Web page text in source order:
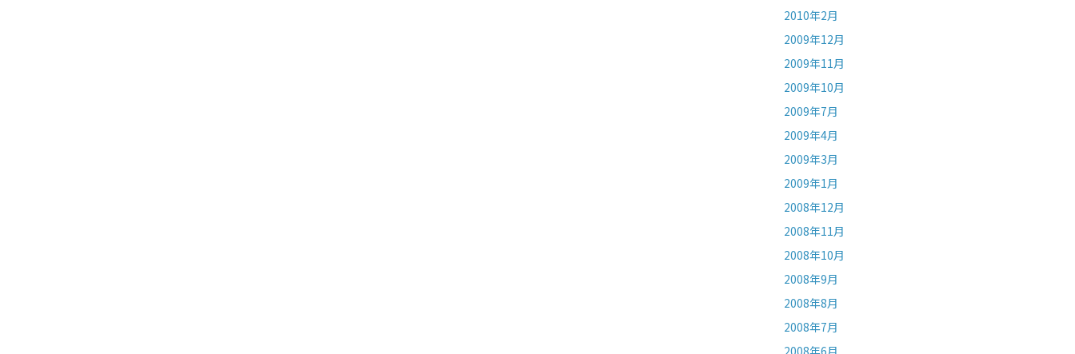
2010年2月
2009年12月
2009年11月
2009年10月
2009年7月
2009年4月
2009年3月
2009年1月
2008年12月
2008年11月
2008年10月
2008年9月
2008年8月
2008年7月
2008年6月